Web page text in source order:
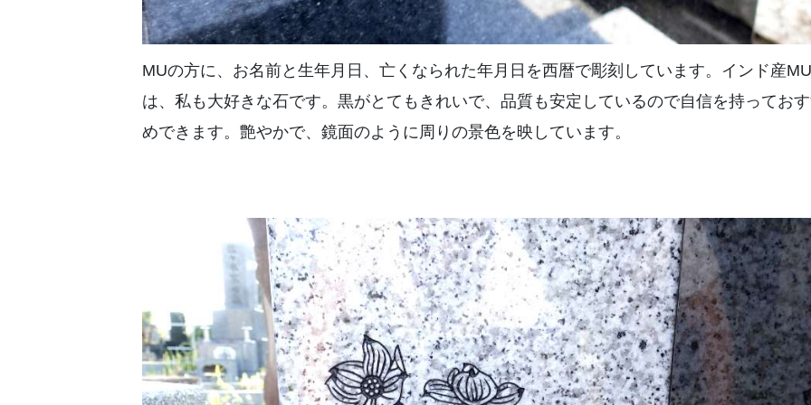
MUの方に、お名前と生年月日、亡くなられた年月日を西暦で彫刻しています。インド産MU
は、私も大好きな石です。黒がとてもきれいで、品質も安定しているので自信を持ってお
めできます。艶やかで、鏡面のように周りの景色を映しています。